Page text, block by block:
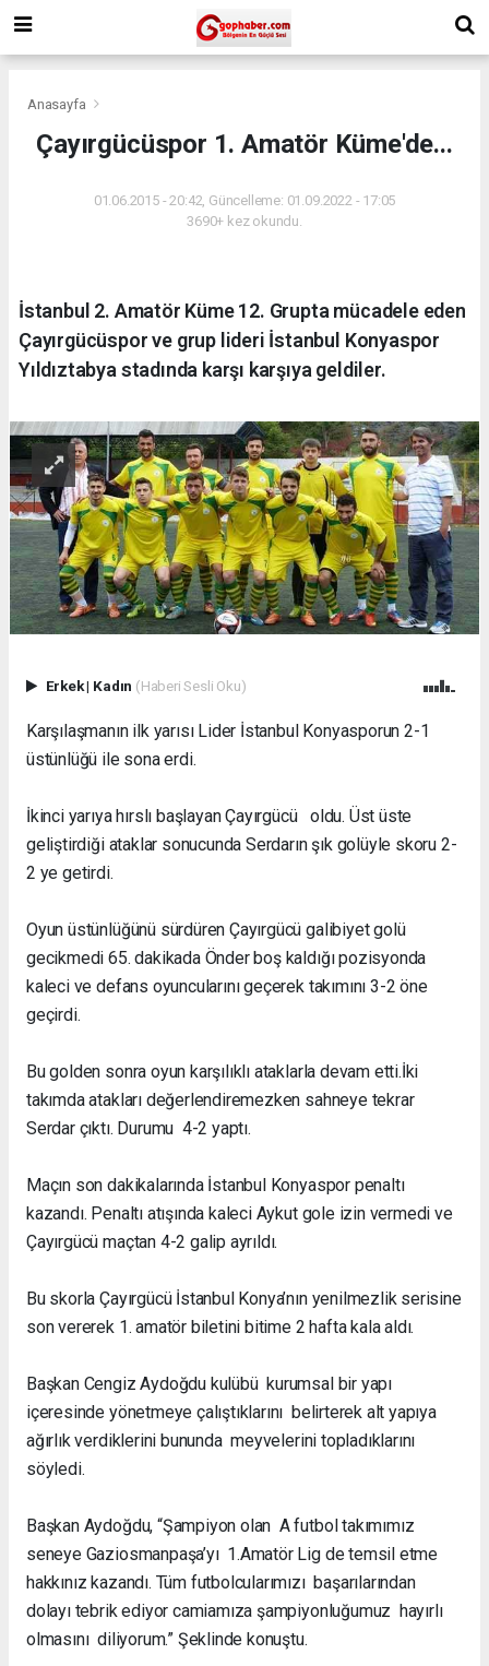
Anasayfa
Çayırgücüspor 1. Amatör Küme'de...
01.06.2015 - 20:42, Güncelleme: 01.09.2022 - 17:05
3690+ kez okundu.
İstanbul 2. Amatör Küme 12. Grupta mücadele eden
Çayırgücüspor ve grup lideri İstanbul Konyaspor
Yıldıztabya stadında karşı karşıya geldiler.
Erkek| Kadın (Haberi Sesli Oku)
Karşılaşmanın ilk yarısı Lider İstanbul Konyasporun 2-1
üstünlüğü ile sona erdi.
İkinci yarıya hırslı başlayan Çayırgücü oldu. Üst üste
geliştirdiği ataklar sonucunda Serdarın şık golüyle skoru 2-
2 ye getirdi.
Oyun üstünlüğünü sürdüren Çayırgücü galibiyet golü
gecikmedi 65. dakikada Önder boş kaldığı pozisyonda
kaleci ve defans oyuncularını geçerek takımını 3-2 öne
geçirdi.
Bu golden sonra oyun karşılıklı ataklarla devam etti.İki
takımda atakları değerlendiremezken sahneye tekrar
Serdar çıktı. Durumu 4-2 yaptı.
Maçın son dakikalarında İstanbul Konyaspor penaltı
kazandı. Penaltı atışında kaleci Aykut gole izin vermedi ve
Çayırgücü maçtan 4-2 galip ayrıldı.
Bu skorla Çayırgücü İstanbul Konya’nın yenilmezlik serisine
son vererek 1. amatör biletini bitime 2 hafta kala aldı.
Başkan Cengiz Aydoğdu kulübü kurumsal bir yapı
içeresinde yönetmeye çalıştıklarını belirterek alt yapıya
ağırlık verdiklerini bununda meyvelerini topladıklarını
söyledi.
Başkan Aydoğdu, “Şampiyon olan A futbol takımımız
seneye Gaziosmanpaşa’yı 1.Amatör Lig de temsil etme
hakkınız kazandı. Tüm futbolcularımızı başarılarından
dolayı tebrik ediyor camiamıza şampiyonluğumuz hayırlı
olmasını diliyorum.” Şeklinde konuştu.